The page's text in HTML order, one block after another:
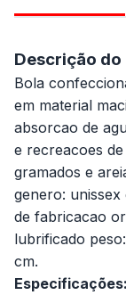
Descrição
Bola
em material
absorcao de
e recreacoes
gramados e
genero:
de fabricacao
lubrificado
cm.
Especificações: